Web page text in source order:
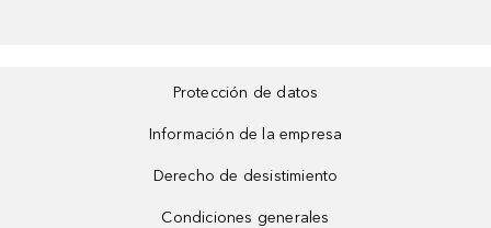
Protección de datos
Información de la empresa
Derecho de desistimiento
Condiciones generales